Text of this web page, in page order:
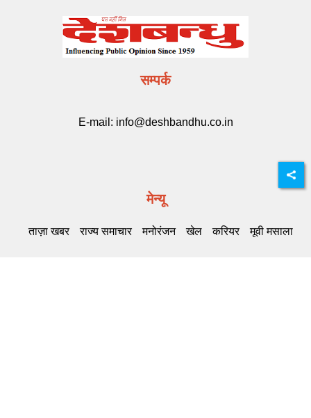
सम्पर्क
E-mail: info@deshbandhu.co.in
मेन्यू
ताज़ा खबर राज्य समाचार मनोरंजन खेल करियर मूवी मसाला